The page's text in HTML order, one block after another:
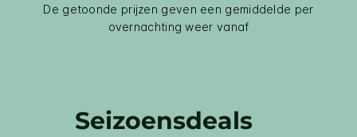
De getoonde prijzen geven een gemiddelde per
overnachting weer vanaf
Seizoensdeals